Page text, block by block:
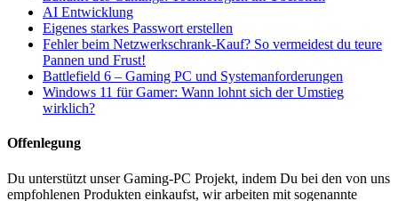
AI Entwicklung
Eigenes starkes Passwort erstellen
Fehler beim Netzwerkschrank-Kauf? So vermeidest du teure
Pannen und Frust!
Battlefield 6 – Gaming PC und Systemanforderungen
Windows 11 für Gamer: Wann lohnt sich der Umstieg
wirklich?
Offenlegung
Du unterstützt unser Gaming-PC Projekt, indem Du bei den von uns
empfohlenen Produkten einkaufst, wir arbeiten mit sogenannte